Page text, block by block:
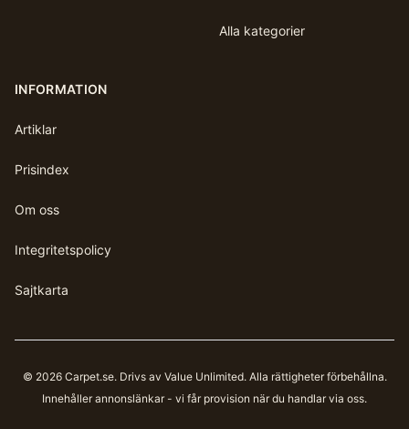
Alla kategorier
INFORMATION
Artiklar
Prisindex
Om oss
Integritetspolicy
Sajtkarta
© 2026 Carpet.se. Drivs av Value Unlimited. Alla rättigheter förbehållna.
Innehåller annonslänkar - vi får provision när du handlar via oss.